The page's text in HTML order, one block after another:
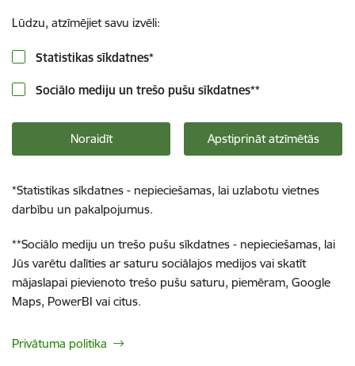
Lūdzu, atzīmējiet savu izvēli:
Statistikas sīkdatnes*
Sociālo mediju un trešo pušu sīkdatnes**
Noraidīt Apstiprināt atzīmētās
*Statistikas sīkdatnes - nepieciešamas, lai uzlabotu vietnes
darbību un pakalpojumus.
**Sociālo mediju un trešo pušu sīkdatnes - nepieciešamas, lai
Jūs varētu dalīties ar saturu sociālajos medijos vai skatīt
mājaslapai pievienoto trešo pušu saturu, piemēram, Google
Maps, PowerBI vai citus.
Privātuma politika